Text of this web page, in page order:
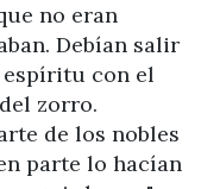
no eran
Debían salir
espíritu con el
zorro.
de los nobles
parte lo hacían